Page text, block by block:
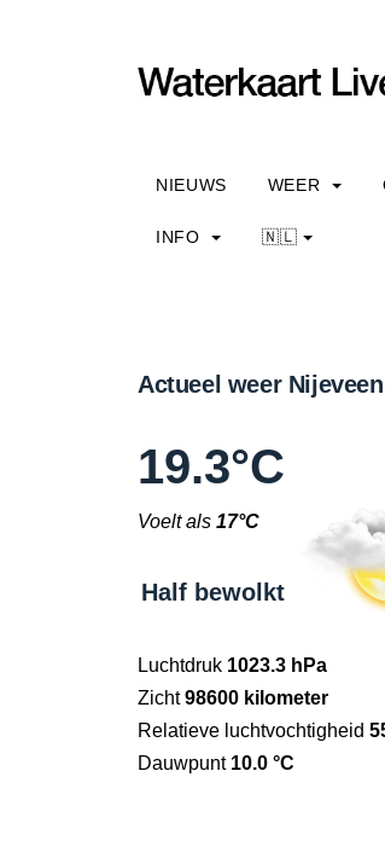
NIEUWS WEER
INFO 🇳🇱
Actueel weer Nijeveen
19.3°C
Voelt als 17°C
Half bewolkt
Luchtdruk 1023.3 hPa
Zicht98600 kilometer
Relatieve luchtvochtigheid
Dauwpunt 10.0 °C